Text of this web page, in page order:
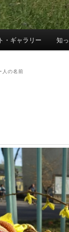
・ギャラリー 知
人の名前